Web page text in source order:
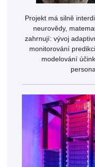
Projekt má silně
neurovědy,
zahrnují: vývoj
monitorování
modelování